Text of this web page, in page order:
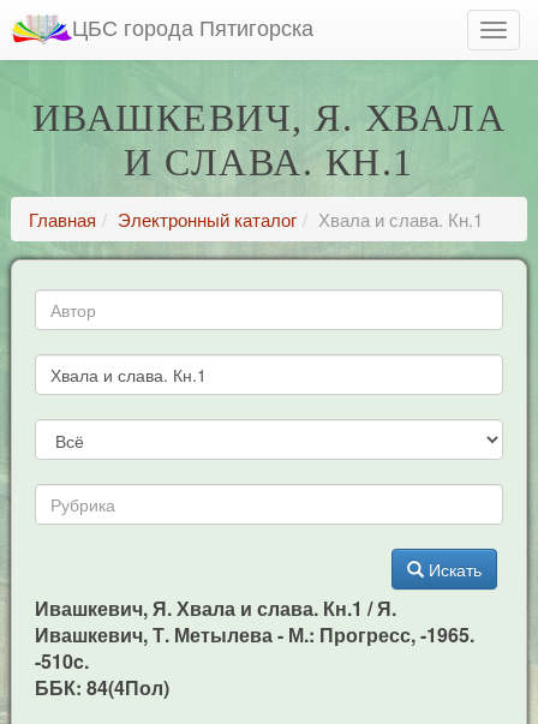
ЦБС города Пятигорска
ИВАШКЕВИЧ, Я. ХВАЛА
И СЛАВА. КН.1
Главная Электронный каталог Хвала и слава. Кн.1
Искать
Ивашкевич, Я. Хвала и слава. Кн.1 / Я.
Ивашкевич, Т. Метылева - М.: Прогресс, -1965.
-510c.
ББК: 84(4Пол)